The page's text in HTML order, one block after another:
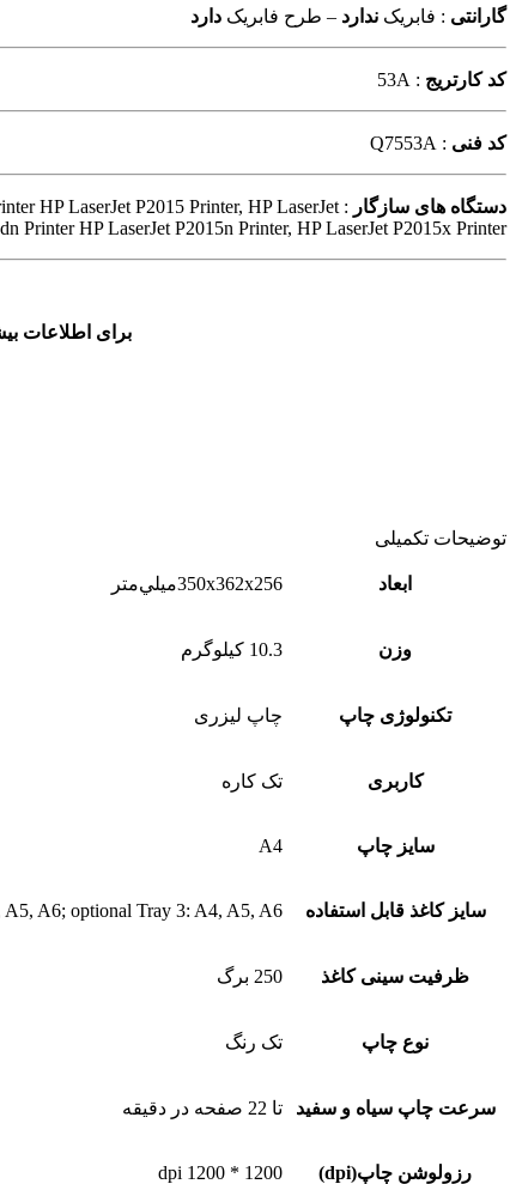
گارانتی : فابریک ندارد – طرح فابریک دارد
کد کارتریج : 53A
کد فنی : Q7553A
دستگاه های سازگار
HP LaserJet P2015 Printer, HP LaserJet
Printer HP LaserJet P2015n Printer, HP LaserJet P2015x Printer
برای اطلاعات
توضیحات تکمیلی
ابعاد 350x362x256ميلي‌متر
وزن 10.3 کیلوگرم
تکنولوژی چاپ چاپ لیزری
کاربری تک کاره
سایز چاپ A4
سایز کاغذ قابل استفاده A6; optional Tray 3: A4, A5, A6
ظرفیت سینی کاغذ 250 برگ
نوع چاپ تک رنگ
سرعت چاپ سیاه و سفید تا 22 صفحه در دقیقه
رزولوشن چاپ(dpi) 1200 * 1200 dpi